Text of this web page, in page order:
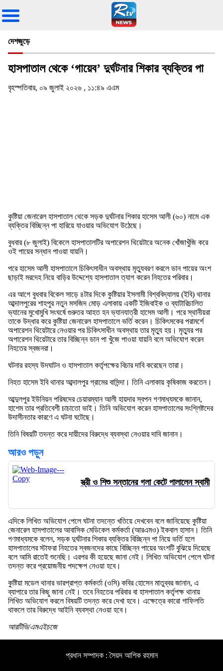
দেশজুড়ে
হাসপাতাল থেকে ‘গায়েব’ দুর্ঘটনার শিকার ব্যক্তির পা
বৃহস্পতিবার, ০৯ জুলাই ২০২৬ , ১১:৪৯ এএম
কুষ্টিয়া জেনারেল হাসপাতাল থেকে সড়ক দুর্ঘটনার শিকার হাসেম আলী (৬০) নামে এক
ব্যক্তির বিচ্ছিন্ন পা হারিয়ে যাওয়ার অভিযোগ উঠেছে।
বুধবার (৮ জুলাই) বিকেলে হাসপাতালটির অপারেশন থিয়েটারে অনেক খোঁজাখুঁজি করে
ওই পায়ের সন্ধান পাওয়া যায়নি।
পরে হাসেম আলী হাসপাতালে চিকিৎসাধীন অবস্থায় মৃত্যুবরণ করলে ডান পায়ের অংশ
ছাড়াই মরদেহ নিয়ে বাড়ির উদ্দেশ্যে হাসপাতাল ত্যাগ করেন নিহতের পরিবার।
এর আগে বুধবার বিকেল সাড়ে ৪টার দিকে কুষ্টিয়ার ইসলামী বিশ্ববিদ্যালয় (ইবি) থানার
আব্দালপুরের শাহপুর নতুন মসজিদ মোড় এলাকায় একটি ইজিবাইক ও ব্যাটারিচালিত
ভ্যানের মুখোমুখি সংঘর্ষে গুরুতর আহত হন ভ্যানযাত্রী হাসেম আলী। পরে স্থানীয়রা
তাকে উদ্ধার করে কুষ্টিয়া জেনারেল হাসপাতালে ভর্তি করেন। চিকিৎসকের পরামর্শে
অপারেশন থিয়েটারে নেওয়ার পর চিকিৎসাধীন অবস্থায় তার মৃত্যু হয়। মৃত্যুর পর
অপারেশন থিয়েটারে তার বিচ্ছিন্ন ডান পা খুঁজে পাওয়া যায়নি বলে অভিযোগ করেন
নিহতের স্বজনরা।
ঘটনার রহস্য উদঘাটন ও হাসপাতাল কর্তৃপক্ষের বিচার দাবি করেছেন তারা।
নিহত হাসেম ইবি থানার আব্দালপুর গ্রামের বাসিন্দা। তিনি এলাকায় কৃষিকাজ করতেন।
আব্দুলপুর ইউনিয়ন পরিষদের চেয়ারম্যান আলী হায়দার স্বপন গণমাধ্যমকে জানান,
হাশেম তার প্রতিবেশী চাচাতো ভাই। তিনি অভিযোগ করেন হাসপাতালের সংশ্লিষ্টদের
উদাসীনতার কারণে এ ঘটনা ঘটেছে।
তিনি বিষয়টি তদন্ত করে দায়ীদের বিরুদ্ধে ব্যবস্থা নেওয়ার দাবি জানান।
আরও পড়ুন
স্ত্রী ও শিশু সন্তানের গলা কেটে পালালেন স্বামী
এদিকে লিখিত অভিযোগ পেলে ঘটনা তদন্তে খতিয়ে দেখবেন বলে জানিয়েছে কুষ্টিয়া
জেনারেল হাসপাতালের আবাসিক মেডিকেল কর্মকর্তা (আরএমও) ইকবাল হাসান। তিনি
গণমাধ্যমকে বলেন, সড়ক দুর্ঘটনার শিকার ব্যক্তির বিচ্ছিন্ন পা নিয়ে ভর্তি হলে
হাসপাতালের স্টাফরা নিহতের স্বজনদের কাছে বিচ্ছিন্ন পায়ের অংশটি বুঝিয়ে দিয়েছে
বলে আমি রাতেই শুনেছি। এরপর কী হয়েছে জানা নেই। লিখিত অভিযোগ পেলে ঘটনা
তদন্ত করে প্রয়োজনীয় পদক্ষেপ নেওয়া হবে।
কুষ্টিয়া মডেল থানার ভারপ্রাপ্ত কর্মকর্তা (ওসি) কবির হোসেন মাতুব্বর জানান, এ
ব্যাপারে তার কিছু জানা নেই। তবে নিহতের পরিবার বা হাসপাতাল কর্তৃপক্ষ থানায়
লিখিত অভিযোগ করলে বিষয়টি তদন্ত করে দেখা হবে। এক্ষেত্রে কারো গাফিলতি
থাকলে তার বিরুদ্ধে আইনি ব্যবস্থা নেওয়া হবে।
আরটিভি/এমএইচজে
প্রধান সম্পাদক : সৈয়দ আশিক রহমান